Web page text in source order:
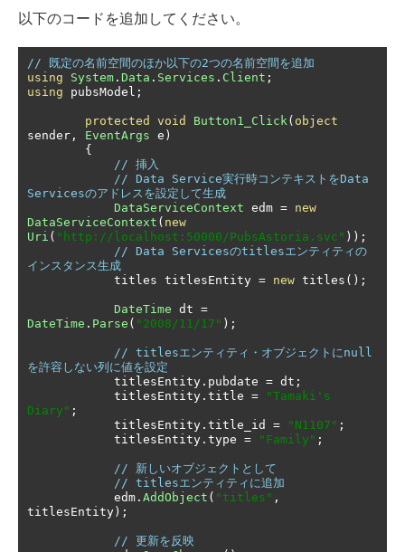
以下のコードを追加してください。
// 既定の名前空間のほか以下の2つの名前空間を追加
using
System . Data . Services . Client ;
using pubsModel ;
protected void Button1_Click ( object
sender , EventArgs e )
{
// 挿入
// Data Service実行時コンテキストをData
Servicesのアドレスを設定して生成
DataServiceContext edm = new
DataServiceContext ( new
Uri ( "http://localhost:50000/PubsAstoria.svc" ));
// Data Servicesのtitlesエンティティの
インスタンス生成
            titles titlesEntity
= new titles ();
DateTime dt =
DateTime . Parse ( "2008/11/17" );
// titlesエンティティ・オブジェクトにnull
を許容しない列に値を設定
            titlesEntity
. pubdate = dt ;
            titlesEntity
. title =
"Tamaki's
Diary" ;
            titlesEntity
. title_id = "N1107" ;
            titlesEntity
. type = "Family" ;
// 新しいオブジェクトとして
// titlesエンティティに追加
            edm
. AddObject ( "titles" ,
titlesEntity );
// 更新を反映